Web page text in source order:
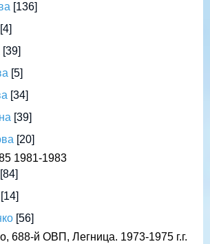
[136]
[4]
[39]
[5]
[34]
[39]
[20]
1981-1983
[84]
[14]
[56]
688-й ОВП, Легница. 1973-1975 г.г.